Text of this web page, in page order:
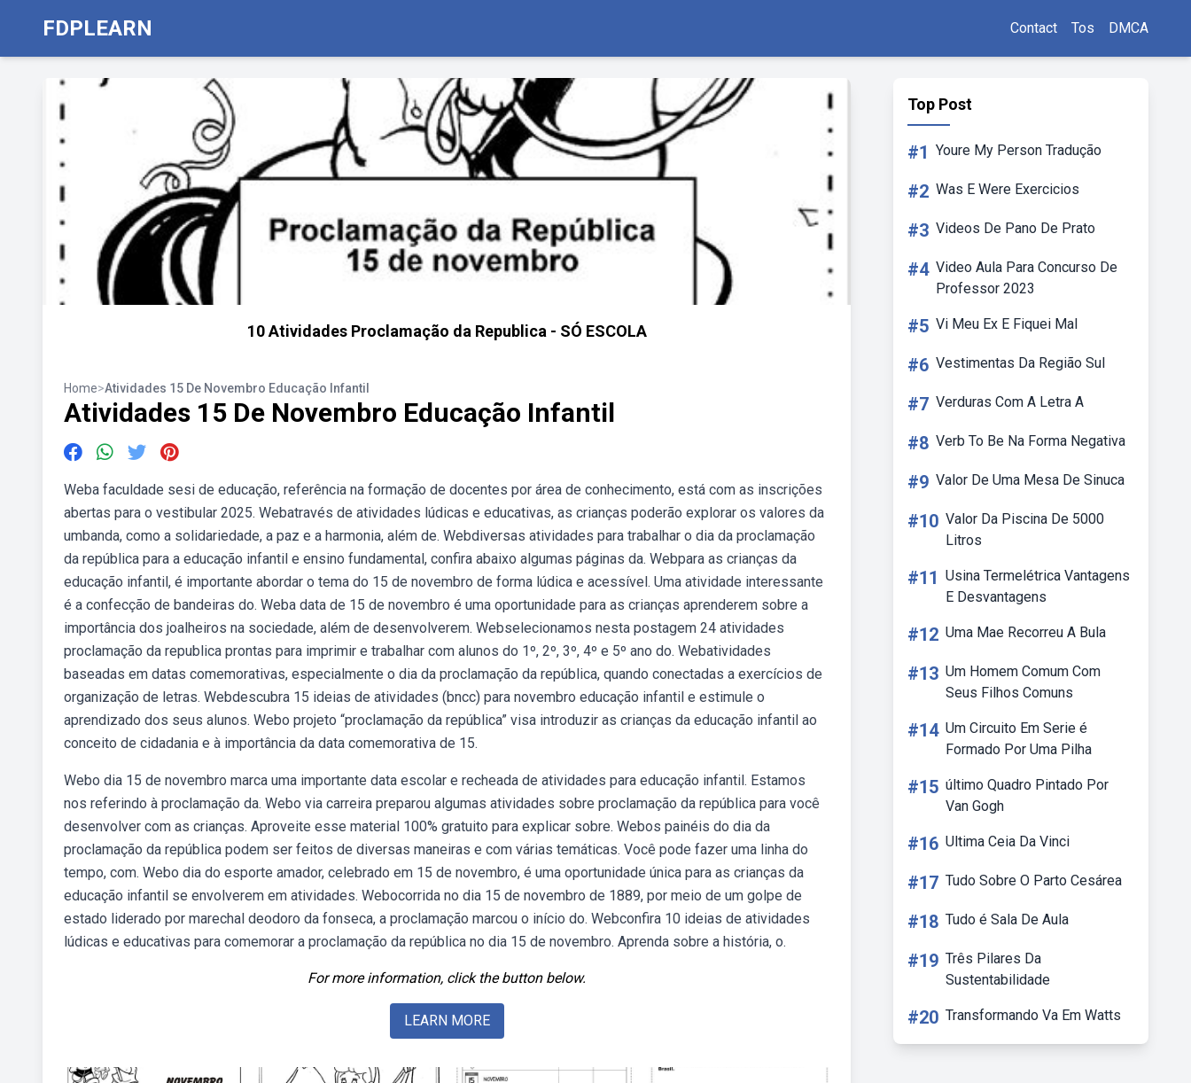
FDPLEARN Contact Tos DMCA
10 Atividades Proclamação da Republica - SÓ ESCOLA
Home>Atividades 15 De Novembro Educação Infantil
Atividades 15 De Novembro Educação Infantil
Weba faculdade sesi de educação, referência na formação de docentes por área de conhecimento, está com as inscrições
abertas para o vestibular 2025. Webatravés de atividades lúdicas e educativas, as crianças poderão explorar os valores da
umbanda, como a solidariedade, a paz e a harmonia, além de. Webdiversas atividades para trabalhar o dia da proclamação
da república para a educação infantil e ensino fundamental, confira abaixo algumas páginas da. Webpara as crianças da
educação infantil, é importante abordar o tema do 15 de novembro de forma lúdica e acessível. Uma atividade interessante
é a confecção de bandeiras do. Weba data de 15 de novembro é uma oportunidade para as crianças aprenderem sobre a
importância dos joalheiros na sociedade, além de desenvolverem. Webselecionamos nesta postagem 24 atividades
proclamação da republica prontas para imprimir e trabalhar com alunos do 1º, 2º, 3º, 4º e 5º ano do. Webatividades
baseadas em datas comemorativas, especialmente o dia da proclamação da república, quando conectadas a exercícios de
organização de letras. Webdescubra 15 ideias de atividades (bncc) para novembro educação infantil e estimule o
aprendizado dos seus alunos. Webo projeto “proclamação da república” visa introduzir as crianças da educação infantil ao
conceito de cidadania e à importância da data comemorativa de 15.
Webo dia 15 de novembro marca uma importante data escolar e recheada de atividades para educação infantil. Estamos
nos referindo à proclamação da. Webo via carreira preparou algumas atividades sobre proclamação da república para você
desenvolver com as crianças. Aproveite esse material 100% gratuito para explicar sobre. Webos painéis do dia da
proclamação da república podem ser feitos de diversas maneiras e com várias temáticas. Você pode fazer uma linha do
tempo, com. Webo dia do esporte amador, celebrado em 15 de novembro, é uma oportunidade única para as crianças da
educação infantil se envolverem em atividades. Webocorrida no dia 15 de novembro de 1889, por meio de um golpe de
estado liderado por marechal deodoro da fonseca, a proclamação marcou o início do. Webconfira 10 ideias de atividades
lúdicas e educativas para comemorar a proclamação da república no dia 15 de novembro. Aprenda sobre a história, o.
For more information, click the button below.
LEARN MORE
Top Post
#1 Youre My Person Tradução
#2 Was E Were Exercicios
#3 Videos De Pano De Prato
#4 Video Aula Para Concurso De
Professor 2023
#5 Vi Meu Ex E Fiquei Mal
#6 Vestimentas Da Região Sul
#7 Verduras Com A Letra A
#8 Verb To Be Na Forma Negativa
#9 Valor De Uma Mesa De Sinuca
#10 Valor Da Piscina De 5000
Litros
#11 Usina Termelétrica Vantagens
E Desvantagens
#12 Uma Mae Recorreu A Bula
#13 Um Homem Comum Com
Seus Filhos Comuns
#14 Um Circuito Em Serie é
Formado Por Uma Pilha
#15 último Quadro Pintado Por
Van Gogh
#16 Ultima Ceia Da Vinci
#17 Tudo Sobre O Parto Cesárea
#18 Tudo é Sala De Aula
#19 Três Pilares Da
Sustentabilidade
#20 Transformando Va Em Watts